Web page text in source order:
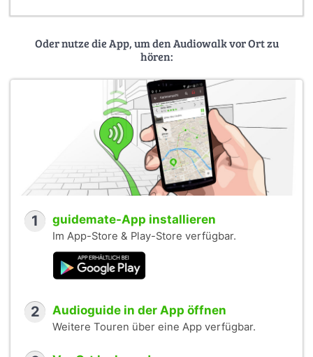
Oder nutze die App, um den Audiowalk vor Ort zu
hören:
1 guidemate-App installieren
Im App-Store & Play-Store verfügbar.
2 Audioguide in der App öffnen
Weitere Touren über eine App verfügbar.